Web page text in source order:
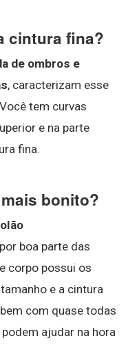
cintura fina?
de ombros e
, caracterizam esse
tem curvas
e na parte
fina.
bonito?
boa parte das
corpo possui os
e a cintura
com quase todas
ajudar na hora